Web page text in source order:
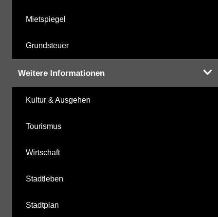
Mietspiegel
Grundsteuer
Weitere Informationen
Kultur & Ausgehen
Tourismus
Wirtschaft
Stadtleben
Stadtplan